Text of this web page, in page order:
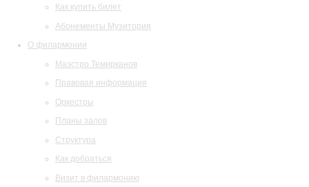
Как купить билет
Абонементы Музитория
О филармонии
Маэстро Темирканов
Правовая информация
Оркестры
Планы залов
Структура
Как добраться
Визит в филармонию